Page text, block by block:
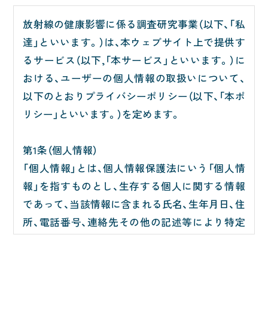
ないものとします。
③投稿コメントや質問に関連して利用者の間で
発生する議論・紛争等については、私達および記
事執筆者は原則として関与しないものとします。
④投稿内容が以下の内容を含む、もしくはその恐
れがあると私達が判断した場合には、投稿者の同
意を得ることなしにコメントを削除することが
1.法規または公序良俗に反するもの
2.第3者の知的財産権、プライバシー権その他の権
利を侵害するもの
3.名誉の毀損、誹謗中傷、詐欺、卑猥または露骨な
性的表現を含むもの
放射線の健康影響に係る調査研究事業（以下、「私
達」といいます。）は、本ウェブサイト上で提供す
るサービス（以下,「本サービス」といいます。）に
おける、ユーザーの個人情報の取扱いについて、
以下のとおりプライバシーポリシー（以下、「本ポ
リシー」といいます。）を定めます。
第1条（個人情報）
「個人情報」とは、個人情報保護法にいう「個人情
報」を指すものとし、生存する個人に関する情報
であって、当該情報に含まれる氏名、生年月日、住
所、電話番号、連絡先その他の記述等により特定